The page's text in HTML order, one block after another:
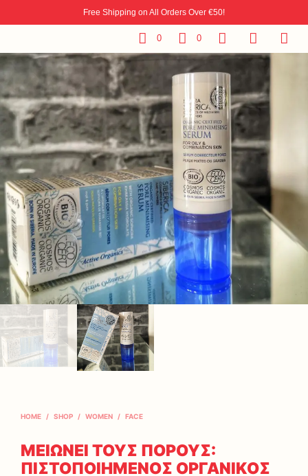
Free Shipping on All Orders Over €50!
0 0
HOME / SHOP / WOMEN / FACE
ΜΕΙΩΝΕΙ ΤΟΥΣ ΠΟΡΟΥΣ:
ΠΙΣΤΟΠΟΙΗΜΕΝΟΣ ΟΡΓΑΝΙΚΟΣ